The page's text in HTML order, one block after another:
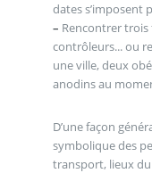
dates s’imposent
– Rencontrer trois
contrôleurs... ou
une ville, deux
anodins au
D’une façon
symbolique des
transport, lieux